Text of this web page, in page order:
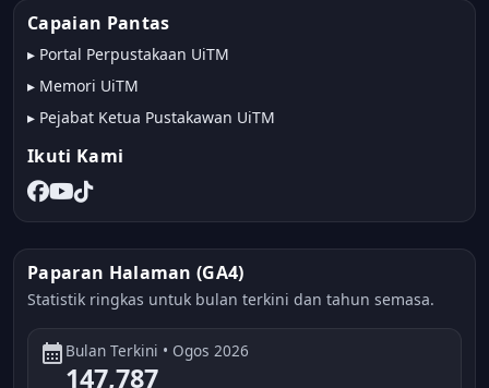
Capaian Pantas
▸ Portal Perpustakaan UiTM
▸ Memori UiTM
▸ Pejabat Ketua Pustakawan UiTM
Ikuti Kami
Paparan Halaman (GA4)
Statistik ringkas untuk bulan terkini dan tahun semasa.
calendar_month Bulan Terkini • Ogos 2026
147,787